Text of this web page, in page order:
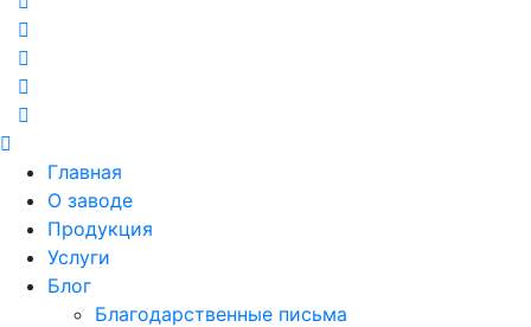
Главная
О заводе
Продукция
Услуги
Блог
Благодарственные письма